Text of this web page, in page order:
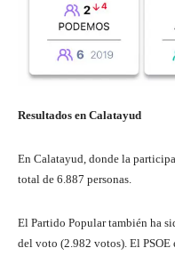
Resultados en Calatayud
En Calatayud, donde la
total de 6.887 personas.
El Partido Popular también ha
del voto (2.982 votos). El PSOE